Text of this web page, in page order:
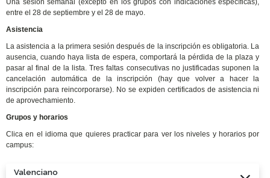
Una sesión semanal (excepto en los grupos con indicaciones específicas),
entre el 28 de septiembre y el 28 de mayo.
Asistencia
La asistencia a la primera sesión después de la inscripción es obligatoria. La
ausencia, cuando haya lista de espera, comportará la pérdida de la plaza y
pasar al final de la lista. Tres faltas consecutivas no justificadas suponen la
cancelación automática de la inscripción (hay que volver a hacer la
inscripción para reincorporarse). No se expiden certificados de asistencia ni
de aprovechamiento.
Grupos y horarios
Clica en el idioma que quieres practicar para ver los niveles y horarios por
campus:
Valenciano